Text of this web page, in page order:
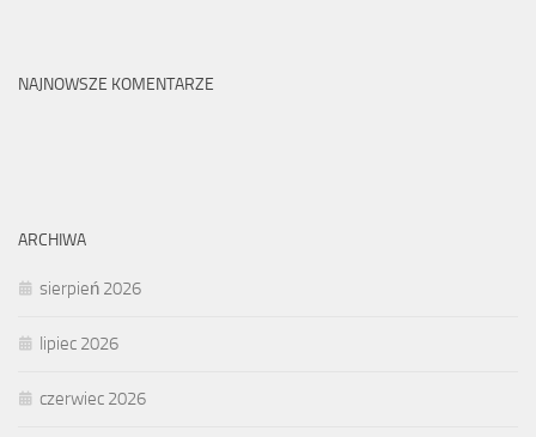
NAJNOWSZE KOMENTARZE
ARCHIWA
sierpień 2026
lipiec 2026
czerwiec 2026